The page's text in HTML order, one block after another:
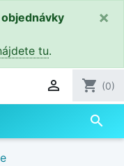
tu.
×
 shopping_cart (0)
search